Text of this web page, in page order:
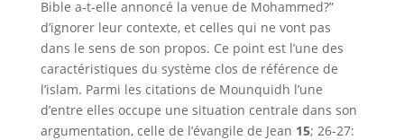
Bible a-t-elle annoncé la venue de Mohammed?”
d’ignorer leur contexte, et celles qui ne vont pas
dans le sens de son propos. Ce point est l’une des
caractéristiques du système clos de référence de
l’islam. Parmi les citations de Mounquidh l’une
d’entre elles occupe une situation centrale dans son
argumentation, celle de l’évangile de Jean 15; 26-27: